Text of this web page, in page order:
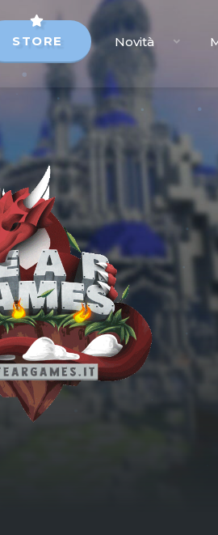
STORE Novità